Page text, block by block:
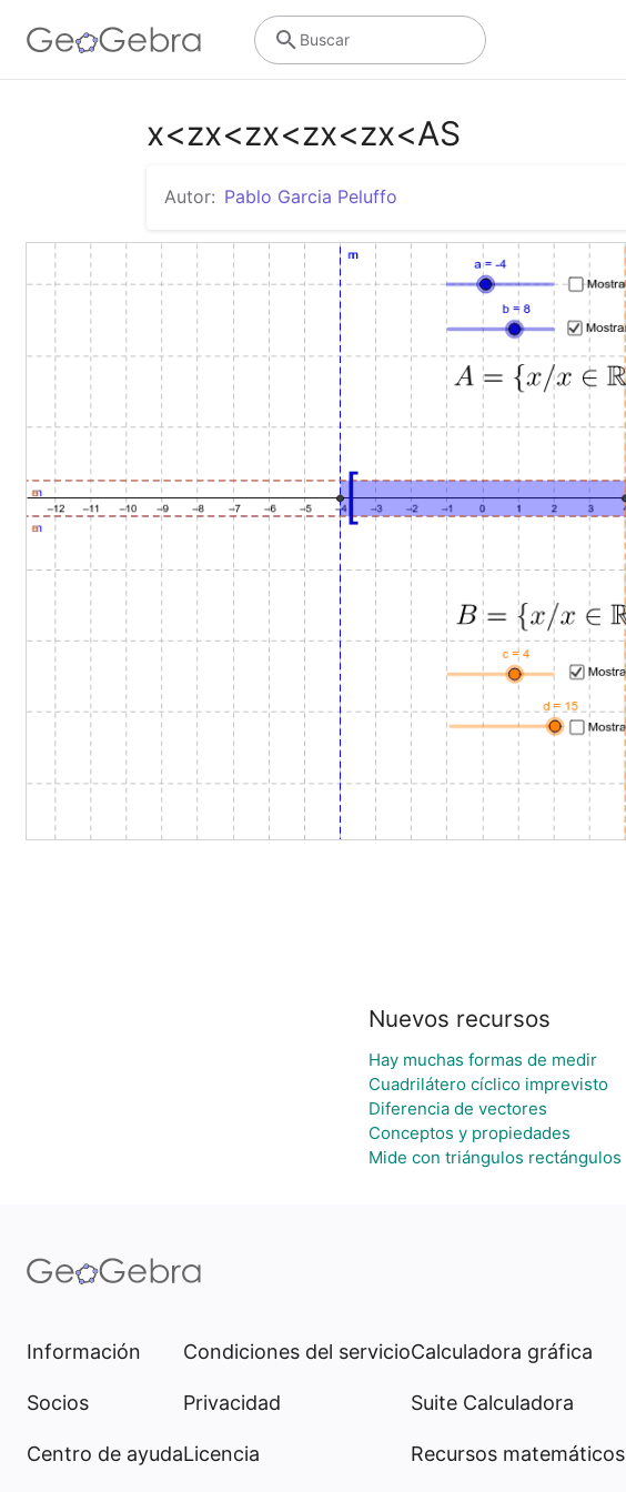
Buscar
x<zx<zx<zx<zx<AS
Autor: Pablo Garcia Peluffo
Nuevos recursos
Hay muchas formas de medir
Cuadrilátero cíclico imprevisto
Diferencia de vectores
Conceptos y propiedades
Mide con triángulos rectángulos
Información
Socios
Centro de ayuda
Condiciones del servicio
Privacidad
Licencia
Calculadora gráfica
Suite Calculadora
Recursos matemáticos